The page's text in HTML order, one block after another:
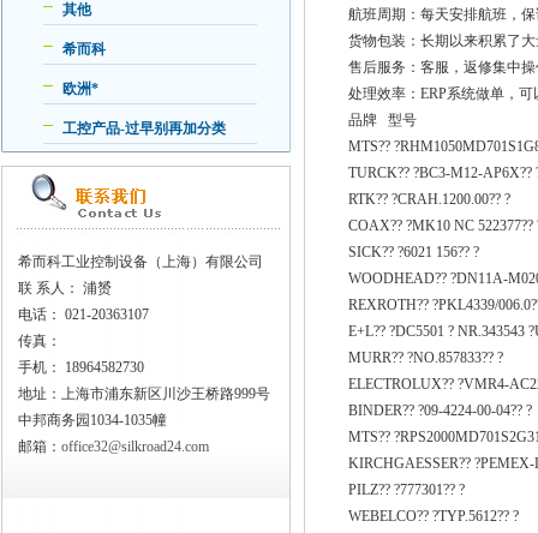
其他
希而科
欧洲*
工控产品-过早别再加分类
希而科工业控制设备（上海）有限公司
联 系人： 浦赟
电话： 021-20363107
传真：
手机：
18964582730
地址：上海市浦东新区川沙王桥路999号
中邦商务园1034-1035幢
邮箱： office32@silkroad24.com
航班周期：每天安排航班，
货物包装：长期以来积累了
售后服务：客服，返修集中
处理效率：ERP系统做单，
品牌 型号
MTS??
TURCK?? ?BC3-M12-AP6X??
RTK?? ?CRAH.1200.00?? ?
COAX?? ?MK10 NC 522377??
SICK?? ?6021 156?? ?
WOODHEAD?? ?DN11A-
REXROTH?? ?PKL4339/
E+L?? ?DC5501 ? NR.343543
MURR?? ?NO.857833?? ?
ELECTROLUX?? ?VMR4-
BINDER?? ?09-4224-00-04?? ?
MTS??
KIRCHGAESSER??
PILZ?? ?777301?? ?
WEBELCO?? ?TYP.5612?? ?